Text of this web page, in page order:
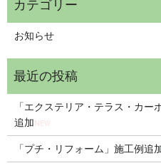
お知らせ
「エクステリア・テラス・カー
追加 NEW
「プチ・リフォーム」施工例追